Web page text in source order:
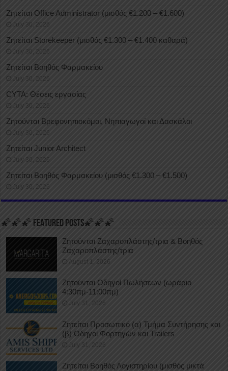
Ζητείται Office Administrator (μισθός €1.200 – €1.600)
July 30, 2026
Ζητείται Storekeeper (μισθός €1.300 – €1.400 καθαρά)
July 30, 2026
Ζητείται Βοηθός Φαρμακείου
July 30, 2026
CYTA: Θέσεις εργασίας
July 30, 2026
Ζητούνται Βρεφονηπιοκόμοι, Νηπιαγωγοί και Δασκάλοι
July 30, 2026
Ζητείται Junior Architect
July 30, 2026
Ζητείται Βοηθός Φαρμακείου (μισθός €1.300 – €1.500)
July 30, 2026
🌠🌠🌠 FEATURED POSTS🌠🌠🌠
Ζητούνται Ζαχαροπλάστης/τρια & Βοηθός
Ζαχαροπλάστης/τρια
August 1, 2026
Ζητούνται Οδηγοί Πωλήσεων (ωράριο
4:30πμ-11:00πμ)
July 31, 2026
Ζητείται Προσωπικό (α) Τμήμα Συντήρησης και
(β) Οδηγοί Φορτηγών και Trailers
July 31, 2026
Ζητείται Βοηθός Λογιστηρίου (μισθός μικτά